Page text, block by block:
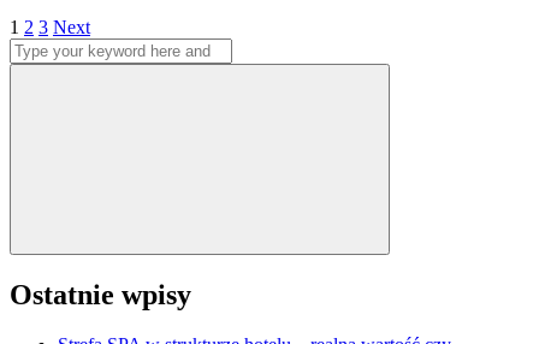
Stronicowanie
wpisów
Page
1 Page
2 Page
3 Next
Search
for:
Ostatnie wpisy